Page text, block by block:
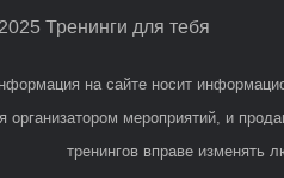
Тренинги для тебя
на сайте носит
организатором мероприятий, и
тренингов вправе изменять